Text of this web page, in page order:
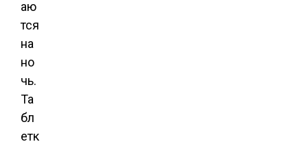
аю
тся
на
но
чь.
Та
бл
етк